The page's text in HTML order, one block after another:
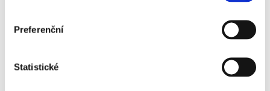
Preferenční
Statistické